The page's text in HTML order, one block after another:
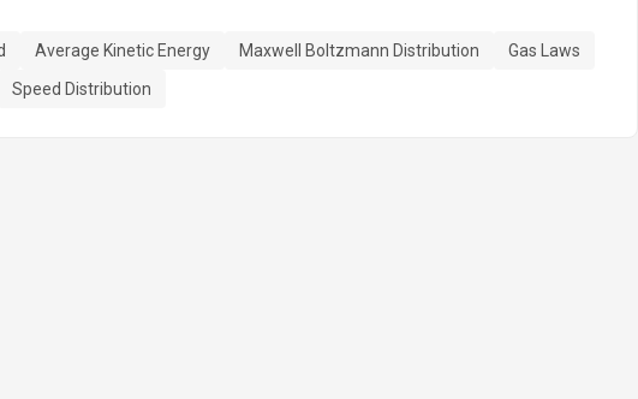
Average Kinetic Energy Maxwell Boltzmann Distribution
Gas Laws
Speed Distribution